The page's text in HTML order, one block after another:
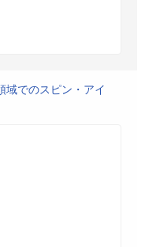
域でのスピン・アイ